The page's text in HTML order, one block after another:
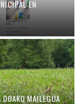
EN
MAILEGUA